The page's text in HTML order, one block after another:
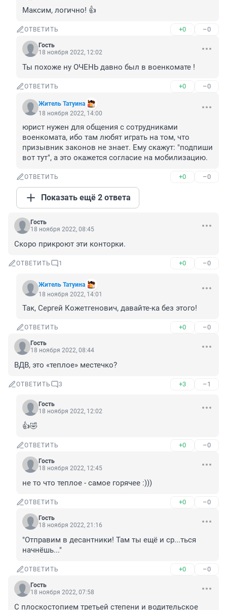
Максим, логично! 👍
ОТВЕТИТЬ +0 –0
Гость
18 ноября 2022, 12:02
Ты похоже ну ОЧЕНЬ давно был в военкомате !
ОТВЕТИТЬ +0 –0
Житель Татуина
18 ноября 2022, 14:00
юрист нужен для общения с сотрудниками
военкомата, ибо там любят играть на том, что
призывник законов не знает. Ему скажут: "подпиши
вот тут", а это окажется согласие на мобилизацию.
ОТВЕТИТЬ +0 –0
Показать ещё 2 ответа
Гость
18 ноября 2022, 08:45
Скоро прикроют эти конторки.
ОТВЕТИТЬ 1 +0 –0
Житель Татуина
18 ноября 2022, 14:01
Так, Сергей Кожетгенович, давайте-ка без этого!
ОТВЕТИТЬ +0 –0
Гость
18 ноября 2022, 08:44
ВДВ, это «теплое» местечко?
ОТВЕТИТЬ 3 +3 –1
Гость
18 ноября 2022, 12:02
👍🤣
ОТВЕТИТЬ +0 –0
Гость
18 ноября 2022, 12:45
не то что теплое - самое горячее :)))
ОТВЕТИТЬ +0 –0
Гость
18 ноября 2022, 21:16
"Отправим в десантники! Там ты ещё и ср...ться
начнёшь..."
ОТВЕТИТЬ +0 –0
Гость
18 ноября 2022, 07:58
С плоскостопием третьей степени и водительское